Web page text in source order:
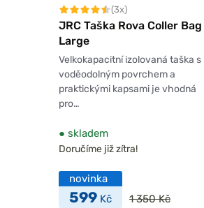
(3x)
JRC Taška Rova Coller Bag
Large
Velkokapacitní izolovaná taška s
voděodolným povrchem a
praktickými kapsami je vhodná
pro…
● skladem
Doručíme již zítra!
novinka
599 Kč
1 350 Kč